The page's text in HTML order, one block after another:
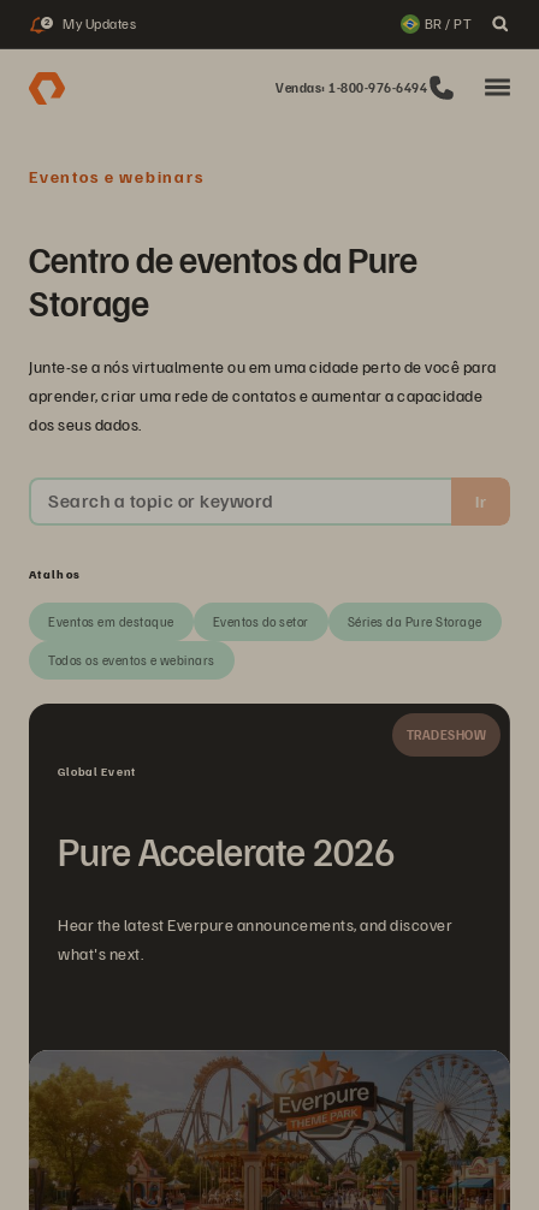
2 My Updates BR / PT
Vendas: 1-800-976-6494
Eventos e webinars
Centro de eventos da Pure
Storage
Junte-se a nós virtualmente ou em uma cidade perto de você para
aprender, criar uma rede de contatos e aumentar a capacidade
dos seus dados.
Search a topic or keyword Ir
Atalhos
Eventos em destaque Eventos do setor Séries da Pure Storage
Todos os eventos e webinars
TRADESHOW
Global Event
Pure Accelerate 2026
Hear the latest Everpure announcements, and discover
what's next.